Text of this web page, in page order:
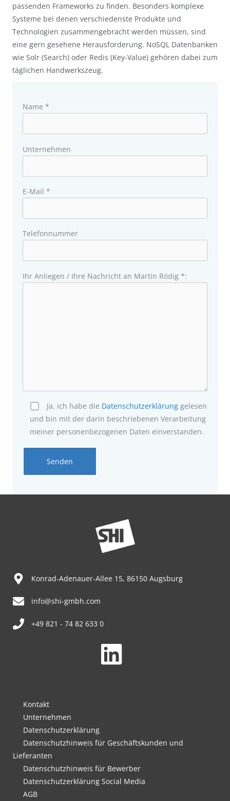
passenden Frameworks zu finden. Besonders komplexe
Systeme bei denen verschiedenste Produkte und
Technologien zusammengebracht werden müssen, sind
eine gern gesehene Herausforderung. NoSQL Datenbanken
wie Solr (Search) oder Redis (Key-Value) gehören dabei zum
täglichen Handwerkszeug.
Name *
Unternehmen
E-Mail *
Telefonnummer
Ihr Anliegen / Ihre Nachricht an Martin Rödig *:
Ja, ich habe die Datenschutzerklärunggelesen
und bin mit der darin beschriebenen Verarbeitung
meiner personenbezogenen Daten einverstanden.
Konrad-Adenauer-Allee 15, 86150 Augsburg
info@shi-gmbh.com
+49 821 - 74 82 633 0
Kontakt
Unternehmen
Datenschutzerklärung
Datenschutzhinweis für Geschäftskunden und
Lieferanten
Datenschutzhinweis für Bewerber
Datenschutzerklärung Social Media
AGB